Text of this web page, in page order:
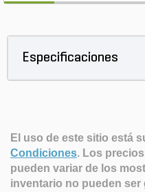
Especificaciones
El uso de este sitio está
Condiciones. Los
pueden variar de los
inventario no pueden ser